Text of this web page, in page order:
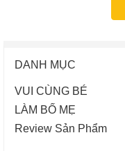
DANH MỤC
VUI CÙNG BÉ
LÀM BỐ MẸ
Review Sản Phẩm